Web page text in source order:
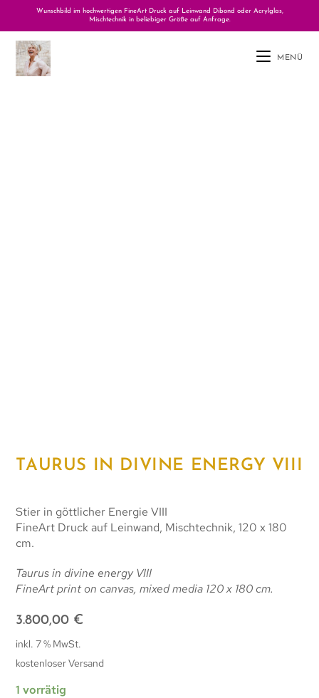
Wunschbild im hochwertigen FineArt Druck auf Leinwand Dibond oder Acrylglas,
Mischtechnik in beliebiger Größe auf Anfrage.
MENÜ
TAURUS IN DIVINE ENERGY VIII
Stier in göttlicher Energie VIII
FineArt Druck auf Leinwand, Mischtechnik, 120 x 180
cm.
Taurus in divine energy VIII
FineArt print on canvas, mixed media 120 x 180 cm.
3.800,00 €
inkl. 7 % MwSt.
kostenloser Versand
1 vorrätig